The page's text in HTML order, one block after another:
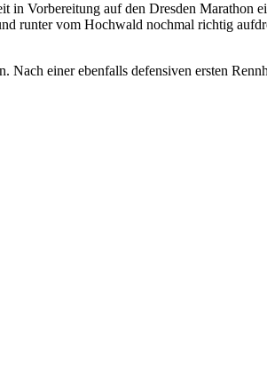
Vorbereitung auf den Dresden Marathon
runter vom Hochwald nochmal richtig
einer ebenfalls defensiven ersten